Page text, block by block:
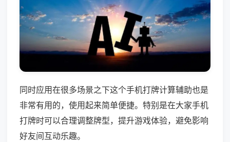
同时应用在很多场景之下这个手机打牌计算辅助也是
非常有用的，使用起来简单便捷。特别是在大家手机
打牌时可以合理调整牌型，提升游戏体验，避免影响
好友间互动乐趣。